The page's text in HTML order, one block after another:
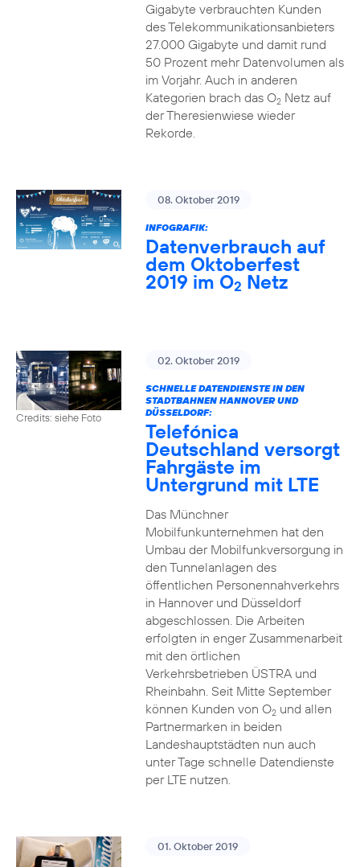
Gigabyte verbrauchten Kunden
des Telekommunikationsanbieters
27.000 Gigabyte und damit rund
50 Prozent mehr Datenvolumen als
im Vorjahr. Auch in anderen
Kategorien brach das O2Netz auf
der Theresienwiese wieder
Rekorde.
08. Oktober 2019
INFOGRAFIK:
Datenverbrauch auf
dem Oktoberfest
2019 im O2 Netz
Credits: siehe Foto
02. Oktober 2019
SCHNELLE DATENDIENSTE IN DEN
STADTBAHNEN HANNOVER UND
DÜSSELDORF:
Telefónica
Deutschland versorgt
Fahrgäste im
Untergrund mit LTE
Das Münchner
Mobilfunkunternehmen hat den
Umbau der Mobilfunkversorgung in
den Tunnelanlagen des
öffentlichen Personennahverkehrs
in Hannover und Düsseldorf
abgeschlossen. Die Arbeiten
erfolgten in enger Zusammenarbeit
mit den örtlichen
Verkehrsbetrieben ÜSTRA und
Rheinbahn. Seit Mitte September
können Kunden von O2und allen
Partnermarken in beiden
Landeshauptstädten nun auch
unter Tage schnelle Datendienste
per LTE nutzen.
01. Oktober 2019